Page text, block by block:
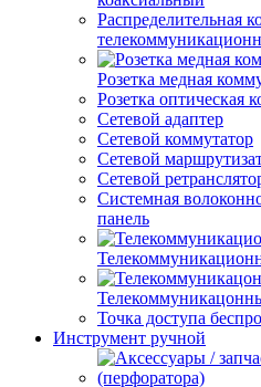
Распределительная
Розетка медная
Розетка оптическая
Сетевой адаптер
Сетевой коммутатор
Сетевой
Сетевой
Системная
панель
Точка доступа
Инструмент ручной